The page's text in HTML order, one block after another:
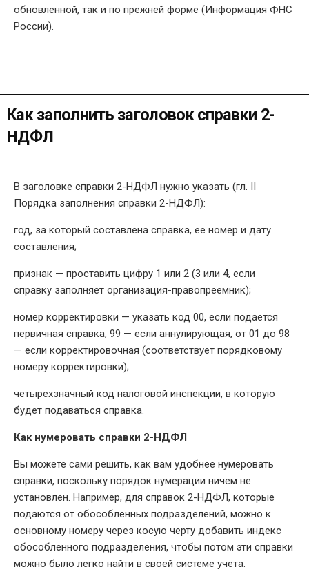
обновленной, так и по прежней форме (Информация ФНС
России).
Как заполнить заголовок справки 2-
НДФЛ
В заголовке справки 2-НДФЛ нужно указать (гл. II
Порядка заполнения справки 2-НДФЛ):
год, за который составлена справка, ее номер и дату
составления;
признак — проставить цифру 1 или 2 (3 или 4, если
справку заполняет организация-правопреемник);
номер корректировки — указать код 00, если подается
первичная справка, 99 — если аннулирующая, от 01 до 98
— если корректировочная (соответствует порядковому
номеру корректировки);
четырехзначный код налоговой инспекции, в которую
будет подаваться справка.
Как нумеровать справки 2-НДФЛ
Вы можете сами решить, как вам удобнее нумеровать
справки, поскольку порядок нумерации ничем не
установлен. Например, для справок 2-НДФЛ, которые
подаются от обособленных подразделений, можно к
основному номеру через косую черту добавить индекс
обособленного подразделения, чтобы потом эти справки
можно было легко найти в своей системе учета.